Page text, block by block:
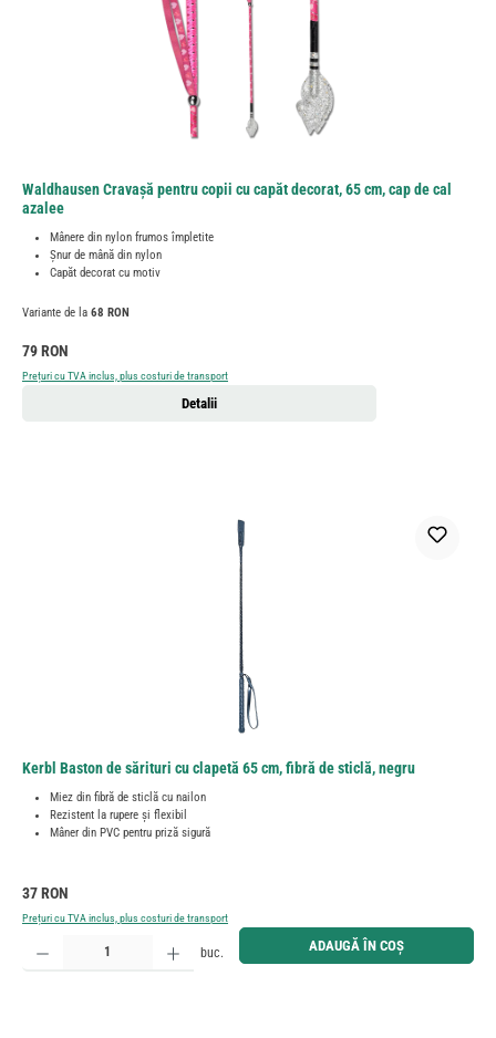
Waldhausen Cravașă pentru copii cu capăt decorat, 65 cm, cap de cal
azalee
Mânere din nylon frumos împletite
Șnur de mână din nylon
Capăt decorat cu motiv
Variante de la 68 RON
Preț obișnuit:
79 RON
Prețuri cu TVA inclus, plus costuri de transport
Detalii
Kerbl Baston de sărituri cu clapetă 65 cm, fibră de sticlă, negru
Miez din fibră de sticlă cu nailon
Rezistent la rupere și flexibil
Mâner din PVC pentru priză sigură
Preț obișnuit:
37 RON
Prețuri cu TVA inclus, plus costuri de transport
Cantitate produs: Introduceți cantitatea dorită sau utilizați butoanele pentru a mări sau micșora
buc. ADAUGĂ ÎN COȘ